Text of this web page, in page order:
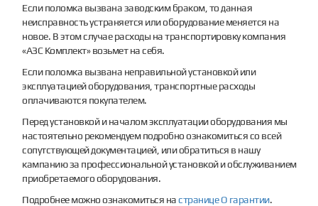
Если поломка вызвана заводским браком, то данная
неисправность устраняется или оборудование меняется на
новое. В этом случае расходы на транспортировку компания
«АЗС Комплект» возьмет на себя.
Если поломка вызвана неправильной установкой или
эксплуатацией оборудования, транспортные расходы
оплачиваются покупателем.
Перед установкой и началом эксплуатации оборудования мы
настоятельно рекомендуем подробно ознакомиться со всей
сопутствующей документацией, или обратиться в нашу
кампанию за профессиональной установкой и обслуживанием
приобретаемого оборудования.
Подробнее можно ознакомиться настранице О гарантии.